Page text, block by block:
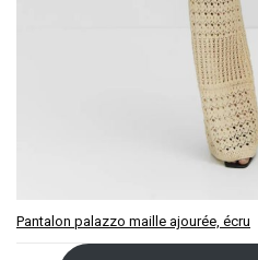
Pantalon palazzo maille ajourée, écru